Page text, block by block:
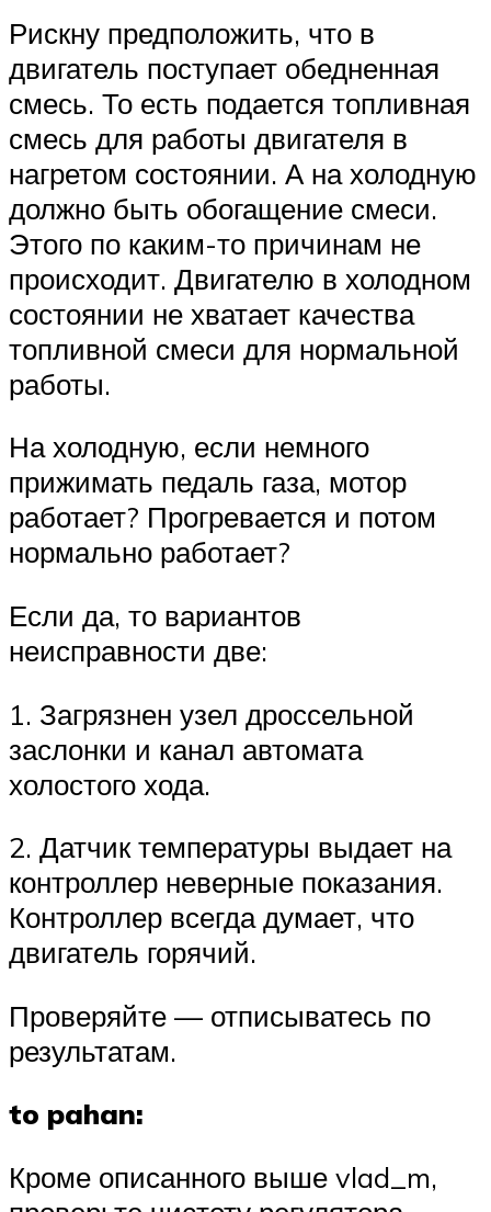
Рискну предположить, что в
двигатель поступает обедненная
смесь. То есть подается топливная
смесь для работы двигателя в
нагретом состоянии. А на холодную
должно быть обогащение смеси.
Этого по каким-то причинам не
происходит. Двигателю в холодном
состоянии не хватает качества
топливной смеси для нормальной
работы.
На холодную, если немного
прижимать педаль газа, мотор
работает? Прогревается и потом
нормально работает?
Если да, то вариантов
неисправности две:
1. Загрязнен узел дроссельной
заслонки и канал автомата
холостого хода.
2. Датчик температуры выдает на
контроллер неверные показания.
Контроллер всегда думает, что
двигатель горячий.
Проверяйте — отписыватесь по
результатам.
to pahan:
Кроме описанного выше vlad_m,